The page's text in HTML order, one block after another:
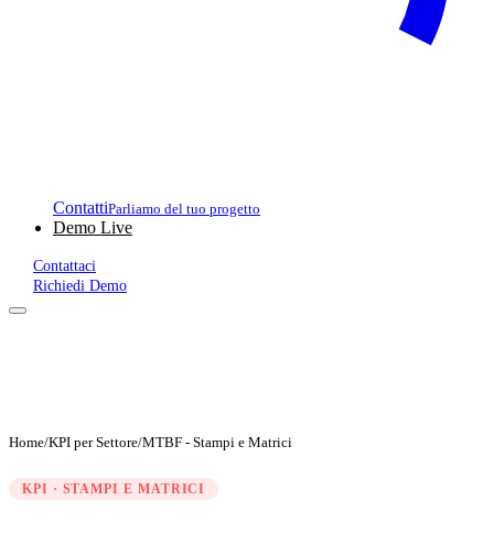
ContattiParliamo del tuo progetto
Demo Live
Contattaci
Richiedi Demo
Home/KPI per Settore/MTBF - Stampi e Matrici
KPI · STAMPI E MATRICI